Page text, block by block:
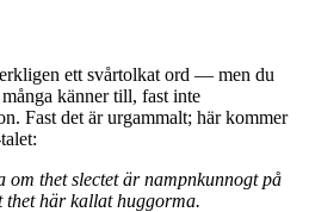
ett svårtolkat ord — men du
känner till, fast inte
Fast det är urgammalt; här kommer
om thet slectet är nampnkunnogt på
thet här kallat huggorma.